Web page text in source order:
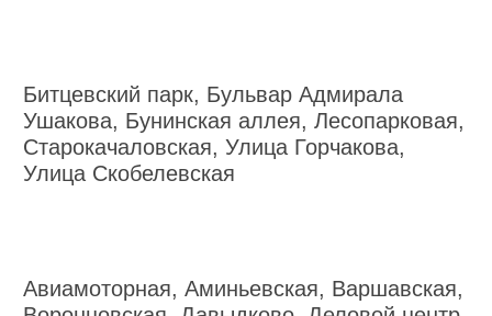
Битцевский парк, Бульвар Адмирала
Ушакова, Бунинская аллея, Лесопарковая,
Старокачаловская, Улица Горчакова,
Улица Скобелевская
Авиамоторная, Аминьевская, Варшавская,